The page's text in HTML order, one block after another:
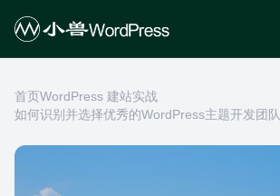
首页WordPress 建站实战
如何识别并选择优秀的WordPress主题开发团队